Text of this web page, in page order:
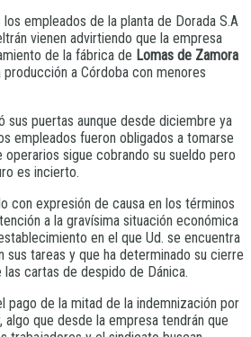
empleados de la planta de Dorada S.A
vienen advirtiendo que la empresa
de la fábrica de Lomas de Zamora
a Córdoba con menores
sus puertas aunque desde diciembre ya
empleados fueron obligados a tomarse
operarios sigue cobrando su sueldo pero
es incierto.
con expresión de causa en los términos
a la gravísima situación económica
en el que Ud. se encuentra
sus tareas y que ha determinado su cierre
las cartas de despido de Dánica.
pago de la mitad de la indemnización por
que desde la empresa tendrán que